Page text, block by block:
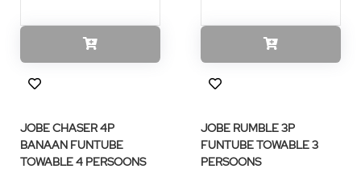
JOBE CHASER 4P
BANAAN FUNTUBE
TOWABLE 4 PERSOONS
JOBE RUMBLE 3P
FUNTUBE TOWABLE 3
PERSOONS